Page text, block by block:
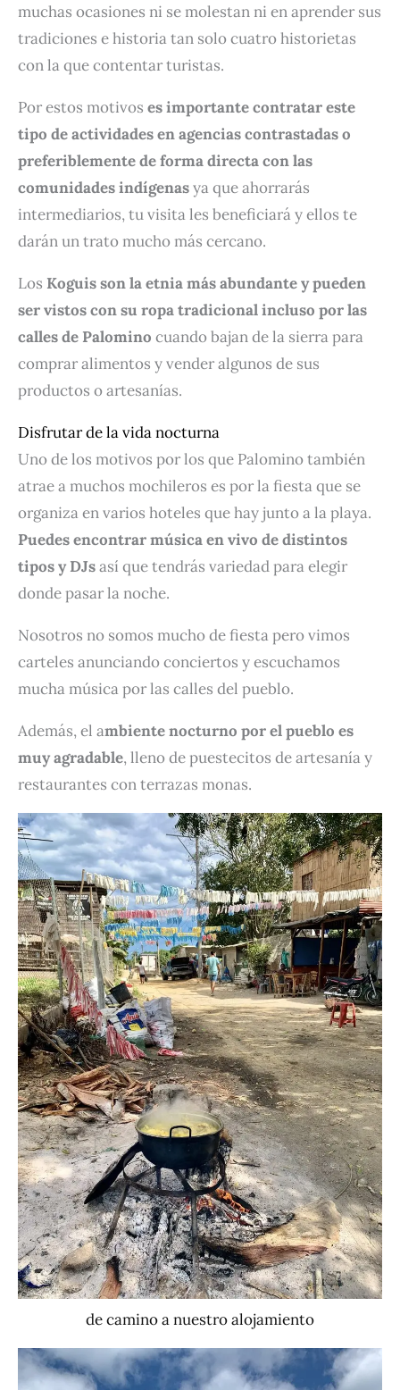
muchas ocasiones ni se molestan ni en aprender sus
tradiciones e historia tan solo cuatro historietas
con la que contentar turistas.
Por estos motivos es importante contratar este
tipo de actividades en agencias contrastadas o
preferiblemente de forma directa con las
comunidades indígenasya que ahorrarás
intermediarios, tu visita les beneficiará y ellos te
darán un trato mucho más cercano.
Los Koguis son la etnia más abundantey pueden
ser vistos con su ropa tradicional incluso por las
calles de Palomino cuando bajan de la sierra para
comprar alimentos y vender algunos de sus
productos o artesanías.
Disfrutar de la vida nocturna
Uno de los motivos por los que Palomino también
atrae a muchos mochileros es por la fiesta que se
organiza en varios hoteles que hay junto a la playa.
Puedes encontrar música en vivo de distintos
tipos y DJsasí que tendrás variedad para elegir
donde pasar la noche.
Nosotros no somos mucho de fiesta pero vimos
carteles anunciando conciertos y escuchamos
mucha música por las calles del pueblo.
Además, el ambiente nocturno por el pueblo es
muy agradable, lleno de puestecitos de artesanía y
restaurantes con terrazas monas.
de camino a nuestro alojamiento